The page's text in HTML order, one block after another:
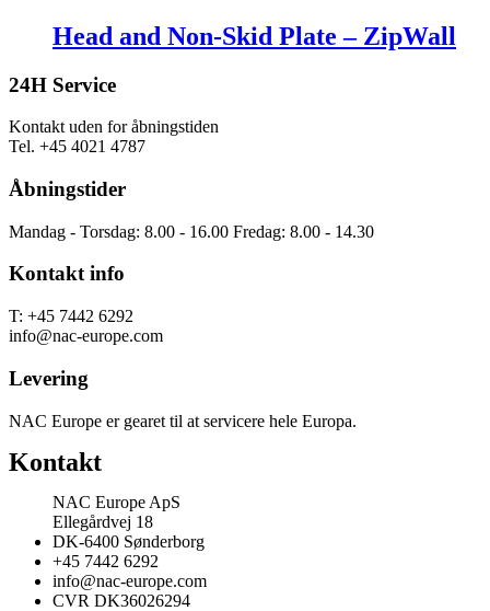
Head and Non-Skid Plate – ZipWall
24H Service
Kontakt uden for åbningstiden
Tel. +45 4021 4787
Åbningstider
Mandag - Torsdag: 8.00 - 16.00 Fredag: 8.00 - 14.30
Kontakt info
T: +45 7442 6292
info@nac-europe.com
Levering
NAC Europe er gearet til at servicere hele Europa.
Kontakt
NAC Europe ApS
Ellegårdvej 18
DK-6400 Sønderborg
+45 7442 6292
info@nac-europe.com
CVR DK36026294